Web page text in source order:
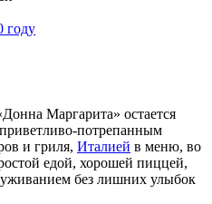
году
Маргарита» остается
потрепанным
и гриля, Италией в меню, во
едой, хорошей пиццей,
без лишних улыбок